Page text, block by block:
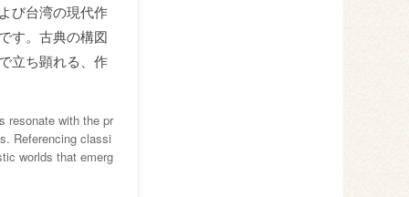
び台湾の現代作
す。古典の構図
立ち顕れる、作
resonate with the pr
Referencing classi
worlds that emerg